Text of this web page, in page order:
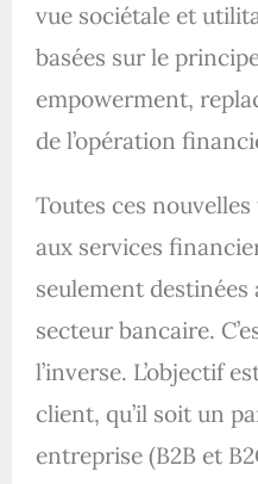
vue sociétale et
basées sur le
empowerment,
de l’opération
Toutes ces
aux services
seulement
secteur bancaire.
l’inverse. L’objectif
client, qu’il soit un
entreprise (B2B et